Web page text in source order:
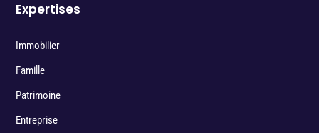
Expertises
Immobilier
Famille
Patrimoine
Entreprise